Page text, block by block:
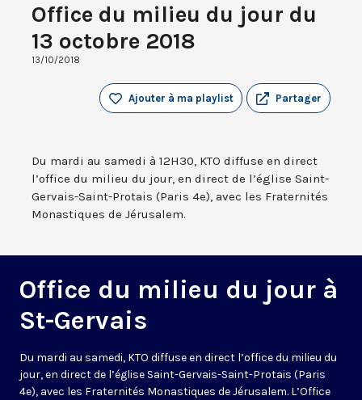
Office du milieu du jour du
13 octobre 2018
13/10/2018
Partager
Ajouter à ma playlist
Du mardi au samedi à 12H30, KTO diffuse en direct
l’office du milieu du jour, en direct de l’église Saint-
Gervais-Saint-Protais (Paris 4e), avec les Fraternités
Monastiques de Jérusalem.
Office du milieu du jour à
St-Gervais
Du mardi au samedi, KTO diffuse en direct l’office du milieu du
jour, en direct de l’église Saint-Gervais-Saint-Protais (Paris
4e), avec les Fraternités Monastiques de Jérusalem. L’Office